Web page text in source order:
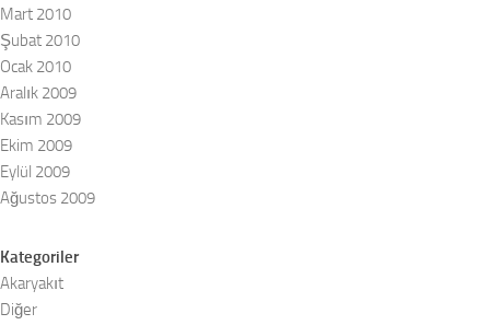
Mart 2010
Şubat 2010
Ocak 2010
Aralık 2009
Kasım 2009
Ekim 2009
Eylül 2009
Ağustos 2009
Kategoriler
Akaryakıt
Diğer